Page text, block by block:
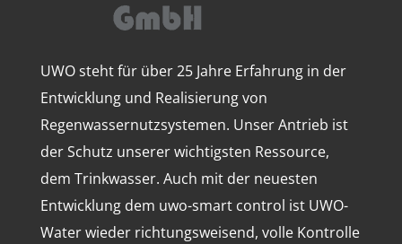
UWO steht für über 25 Jahre Erfahrung in der
Entwicklung und Realisierung von
Regenwassernutzsystemen. Unser Antrieb ist
der Schutz unserer wichtigsten Ressource,
dem Trinkwasser. Auch mit der neuesten
Entwicklung dem uwo-smart control ist UWO-
Water wieder richtungsweisend, volle Kontrolle